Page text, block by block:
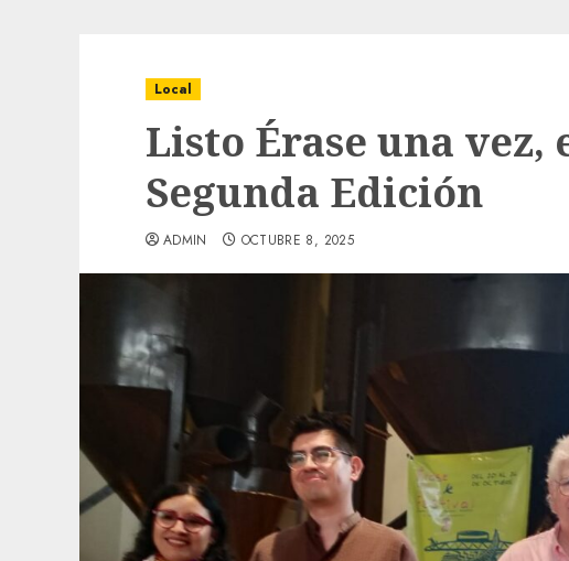
Local
Listo Érase una vez,
Segunda Edición
ADMIN OCTUBRE 8, 2025
Obra de pavimentación de San Marcial será
mejorada. Interviene CASF
ADMIN JULIO 27, 2026 0